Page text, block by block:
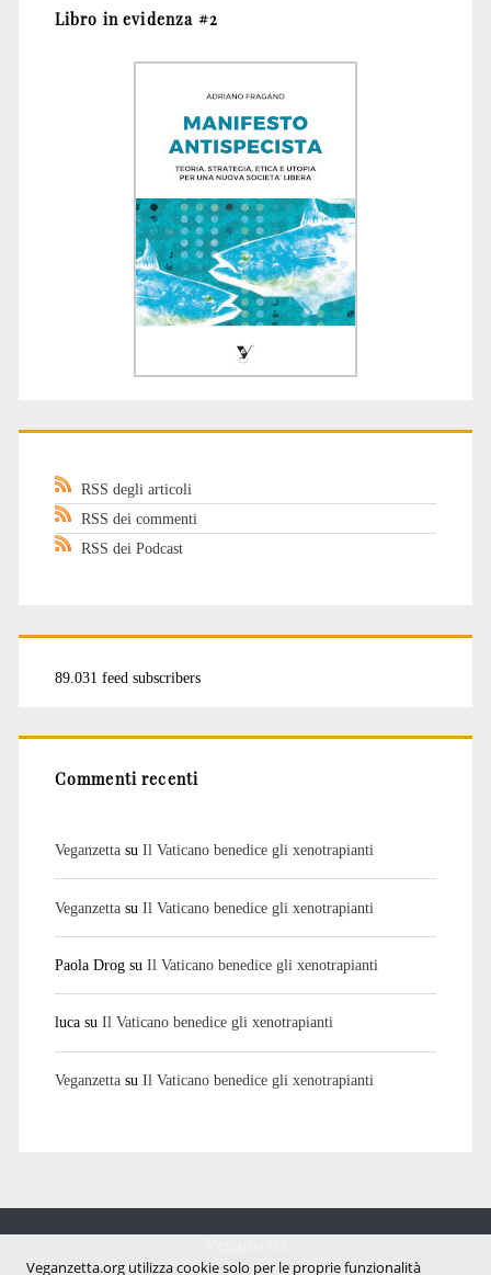
Libro in evidenza #2
RSS degli articoli
RSS dei commenti
RSS dei Podcast
89.031 feed subscribers
Commenti recenti
Veganzettasu Il Vaticano benedice gli xenotrapianti
Veganzettasu Il Vaticano benedice gli xenotrapianti
Paola Drogsu Il Vaticano benedice gli xenotrapianti
lucasu Il Vaticano benedice gli xenotrapianti
Veganzettasu Il Vaticano benedice gli xenotrapianti
Notizie dal mondo vegan e antispecista
Veganzetta.org utilizza cookie solo per le proprie funzionalità